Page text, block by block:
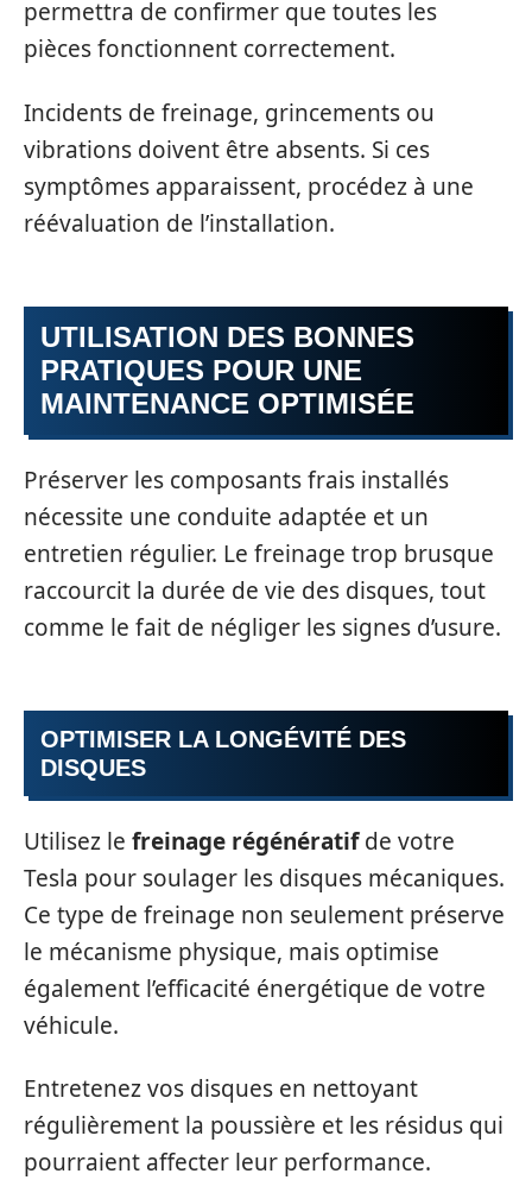
permettra de confirmer que toutes les
pièces fonctionnent correctement.
Incidents de freinage, grincements ou
vibrations doivent être absents. Si ces
symptômes apparaissent, procédez à une
réévaluation de l’installation.
UTILISATION DES BONNES
PRATIQUES POUR UNE
MAINTENANCE OPTIMISÉE
Préserver les composants frais installés
nécessite une conduite adaptée et un
entretien régulier. Le freinage trop brusque
raccourcit la durée de vie des disques, tout
comme le fait de négliger les signes d’usure.
OPTIMISER LA LONGÉVITÉ DES
DISQUES
Utilisez le freinage régénératifde votre
Tesla pour soulager les disques mécaniques.
Ce type de freinage non seulement préserve
le mécanisme physique, mais optimise
également l’efficacité énergétique de votre
véhicule.
Entretenez vos disques en nettoyant
régulièrement la poussière et les résidus qui
pourraient affecter leur performance.